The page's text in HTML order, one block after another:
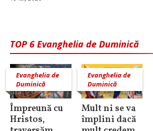
TOP 6 Evanghelia de Duminică
Evanghelia de
Duminică
Împreună cu
Hristos,
Evanghelia de
Duminică
Mult ni se va
împlini dacă